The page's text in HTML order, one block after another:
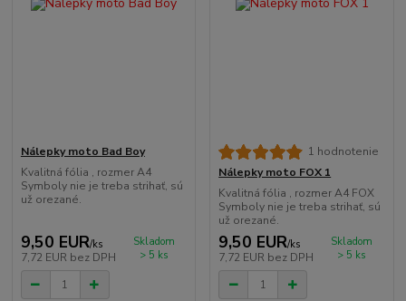
Nálepky moto Bad Boy
Kvalitná fólia , rozmer A4
Symboly nie je treba strihať, sú
už orezané.
9,50 EUR/ks
7,72 EUR bez DPH
Skladom
> 5 ks
1 hodnotenie
Nálepky moto FOX 1
Kvalitná fólia , rozmer A4 FOX
Symboly nie je treba strihať, sú
už orezané.
9,50 EUR/ks
7,72 EUR bez DPH
Skladom
> 5 ks